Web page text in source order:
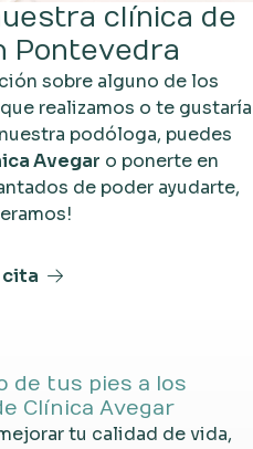
clínica de
Pontevedra
sobre alguno de los
realizamos o te gustaría
podóloga, puedes
Avegar o ponerte en
de poder ayudarte,
cita
de tus pies a los
Clínica Avegar
tu calidad de vida,